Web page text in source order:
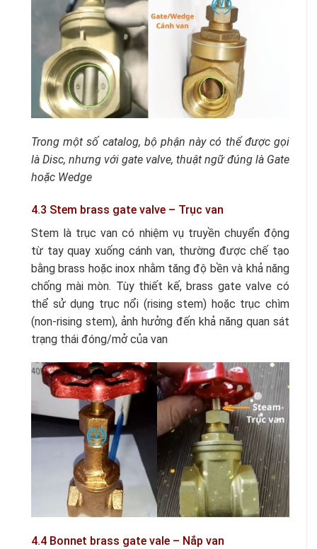
Trong một số catalog, bộ phận này có thể được gọi
là Disc, nhưng với gate valve, thuật ngữ đúng là Gate
hoặc Wedge
4.3 Stem brass gate valve – Trục van
Stem là trục van có nhiệm vụ truyền chuyển động
từ tay quay xuống cánh van, thường được chế tạo
bằng brass hoặc inox nhằm tăng độ bền và khả năng
chống mài mòn. Tùy thiết kế, brass gate valve có
thể sử dụng trục nổi (rising stem) hoặc trục chìm
(non-rising stem), ảnh hưởng đến khả năng quan sát
trạng thái đóng/mở của van
4.4 Bonnet brass gate vale – Nắp van